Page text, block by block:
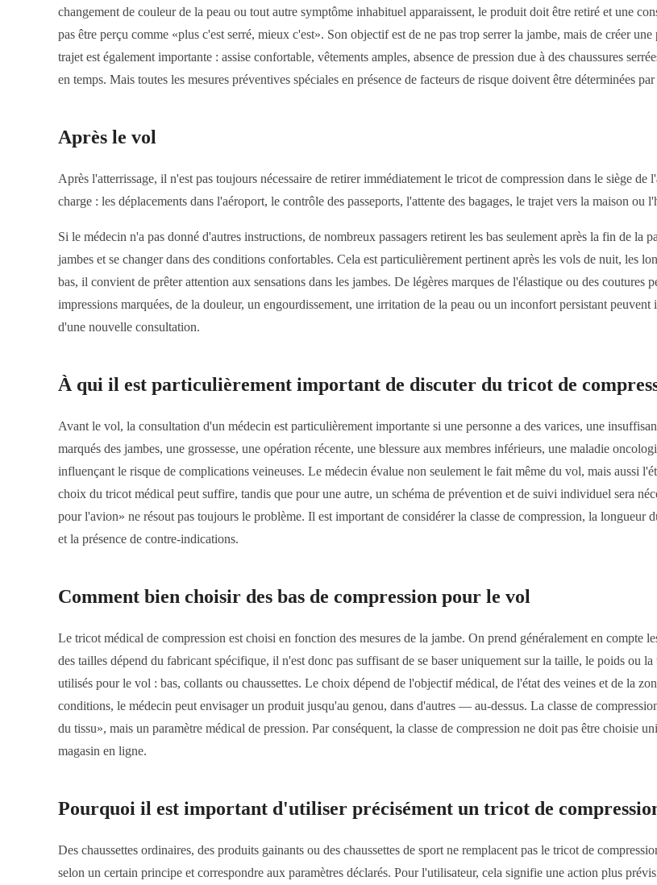
changement de couleur de la peau ou tout autre symptôme inhabituel apparaissent, le produit doit être retiré et une
pas être perçu comme «plus c'est serré, mieux c'est». Son objectif est de ne pas trop serrer la jambe, mais de créer
trajet est également importante : assise confortable, vêtements amples, absence de pression due à des chaussures
en temps. Mais toutes les mesures préventives spéciales en présence de facteurs de risque doivent être déterminées
Après le vol
Après l'atterrissage, il n'est pas toujours nécessaire de retirer immédiatement le tricot de compression dans le siège
charge : les déplacements dans l'aéroport, le contrôle des passeports, l'attente des bagages, le trajet vers la maison ou
Si le médecin n'a pas donné d'autres instructions, de nombreux passagers retirent les bas seulement après la fin de
jambes et se changer dans des conditions confortables. Cela est particulièrement pertinent après les vols de nuit, les
bas, il convient de prêter attention aux sensations dans les jambes. De légères marques de l'élastique ou des
impressions marquées, de la douleur, un engourdissement, une irritation de la peau ou un inconfort persistant
d'une nouvelle consultation.
À qui il est particulièrement important de discuter du tricot de
Avant le vol, la consultation d'un médecin est particulièrement importante si une personne a des varices, une
marqués des jambes, une grossesse, une opération récente, une blessure aux membres inférieurs, une maladie
influençant le risque de complications veineuses. Le médecin évalue non seulement le fait même du vol, mais aussi
choix du tricot médical peut suffire, tandis que pour une autre, un schéma de prévention et de suivi individuel sera
pour l'avion» ne résout pas toujours le problème. Il est important de considérer la classe de compression, la longueur
et la présence de contre-indications.
Comment bien choisir des bas de compression pour le vol
Le tricot médical de compression est choisi en fonction des mesures de la jambe. On prend généralement en compte
des tailles dépend du fabricant spécifique, il n'est donc pas suffisant de se baser uniquement sur la taille, le poids ou
utilisés pour le vol : bas, collants ou chaussettes. Le choix dépend de l'objectif médical, de l'état des veines et de la
conditions, le médecin peut envisager un produit jusqu'au genou, dans d'autres — au-dessus. La classe de
du tissu», mais un paramètre médical de pression. Par conséquent, la classe de compression ne doit pas être choisie
magasin en ligne.
Pourquoi il est important d'utiliser précisément un tricot de
Des chaussettes ordinaires, des produits gainants ou des chaussettes de sport ne remplacent pas le tricot de
selon un certain principe et correspondre aux paramètres déclarés. Pour l'utilisateur, cela signifie une action plus